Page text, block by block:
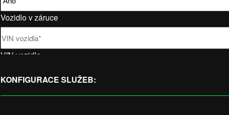
Vozidlo v záruce
VIN vozidla
KONFIGURACE SLUŽEB: